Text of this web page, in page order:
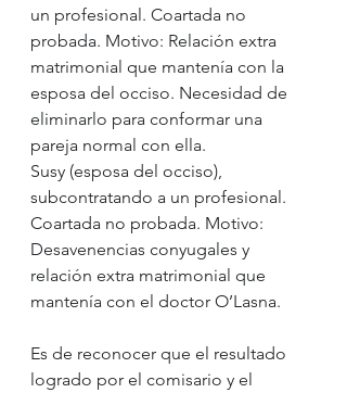
un profesional. Coartada no
probada. Motivo: Relación extra
matrimonial que mantenía con la
esposa del occiso. Necesidad de
eliminarlo para conformar una
pareja normal con ella.
Susy (esposa del occiso),
subcontratando a un profesional.
Coartada no probada. Motivo:
Desavenencias conyugales y
relación extra matrimonial que
mantenía con el doctor O’Lasna.
Es de reconocer que el resultado
logrado por el comisario y el